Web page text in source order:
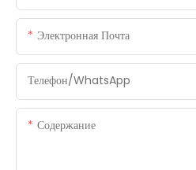
Электронная Почта
Телефон/WhatsApp
Содержание